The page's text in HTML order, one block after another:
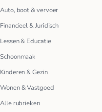
Auto, boot & vervoer
Financieel & Juridisch
Lessen & Educatie
Schoonmaak
Kinderen & Gezin
Wonen & Vastgoed
Alle rubrieken